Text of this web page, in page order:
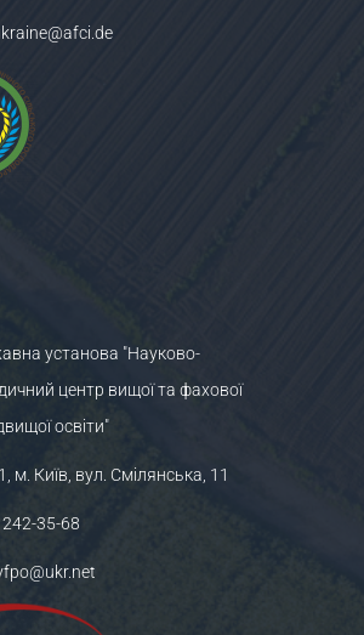
установа "Науково-
центр вищої та фахової
освіти"
м. Київ, вул. Смілянська, 11
35-68